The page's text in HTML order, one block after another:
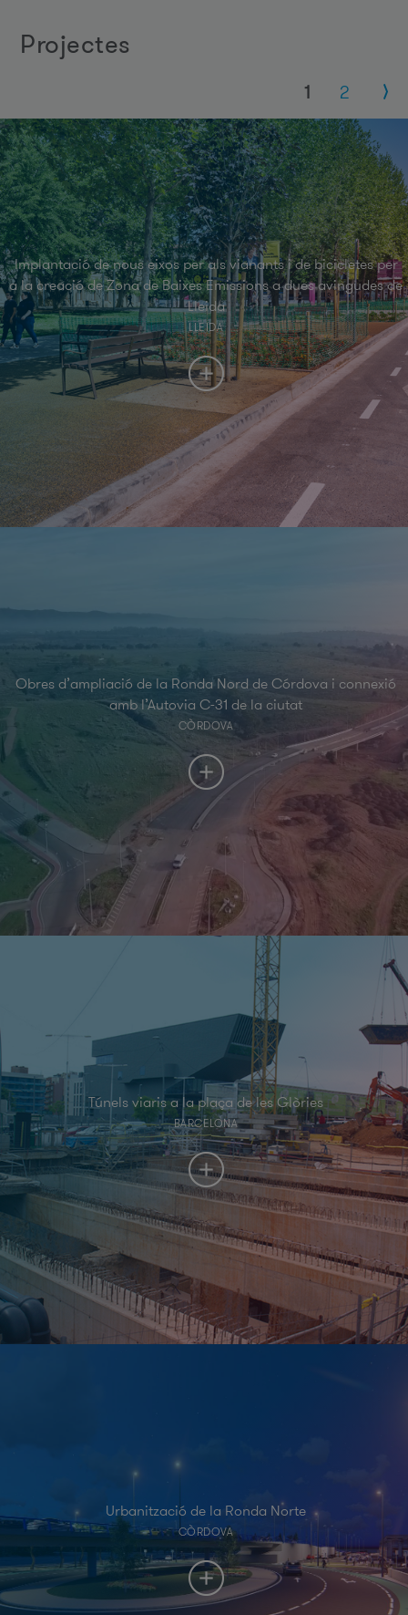
projectes
1 2
Implantació de nous eixos per als vianants i de bicicletes per
a la creació de Zona de Baixes Emissions a dues avingudes de
Lleida
LLEIDA
Obres d’ampliació de la Ronda Nord de Córdova i connexió
amb l’Autovia C-31 de la ciutat
CÒRDOVA
Túnels viaris a la plaça de les Glòries
BARCELONA
Urbanització de la Ronda Norte
CÒRDOVA